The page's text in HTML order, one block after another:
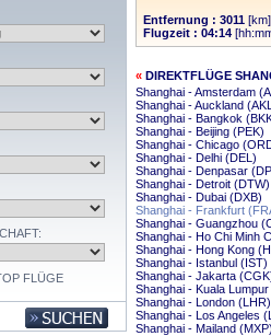
FLÜGE
Entfernung : 3011 [km]
Flugzeit : 04:14
« DIREKTFLÜGE
Shanghai - Amsterdam
Shanghai - Auckland
Shanghai - Bangkok
Shanghai - Beijing (PEK)
Shanghai - Chicago
Shanghai - Delhi (DEL)
Shanghai - Denpasar
Shanghai - Detroit (DTW)
Shanghai - Dubai (DXB)
Shanghai - Frankfurt
Shanghai - Guangzhou
Shanghai - Ho Chi Minh
Shanghai - Hong Kong
Shanghai - Istanbul (IST)
Shanghai - Jakarta
Shanghai - Kuala
Shanghai - London (LHR)
Shanghai - Los Angeles
Shanghai - Mailand (MXP)